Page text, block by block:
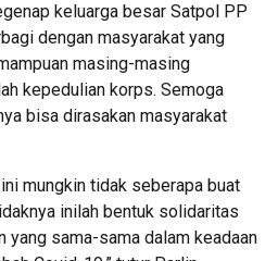
keluarga besar Satpol PP
dengan masyarakat yang
masing-masing
kepedulian korps. Semoga
bisa dirasakan masyarakat
mungkin tidak seberapa buat
inilah bentuk solidaritas
yang sama-sama dalam keadaan